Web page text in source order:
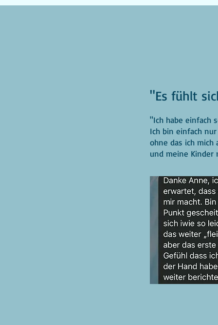
"Es fühlt
"Ich habe einfach
Ich bin einfach
ohne das ich
und meine Kinder